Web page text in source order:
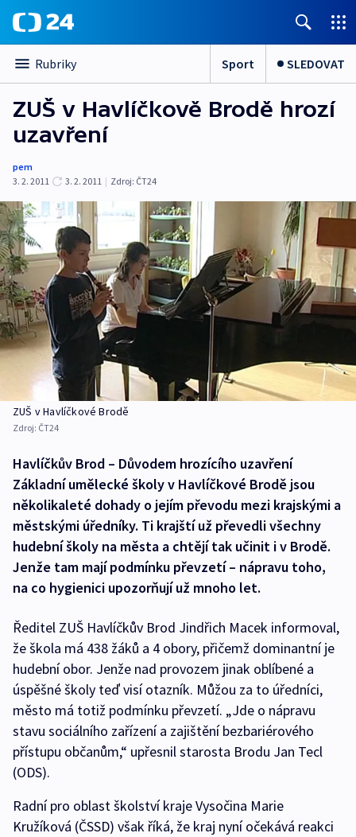
Rubriky Sport SLEDOVAT
ZUŠ v Havlíčkově Brodě hrozí
uzavření
pem
3. 2. 2011
3. 2. 2011 | Zdroj: ČT24
ZUŠ v Havlíčkové Brodě
Zdroj: ČT24
Havlíčkův Brod – Důvodem hrozícího uzavření
Základní umělecké školy v Havlíčkové Brodě jsou
několikaleté dohady o jejím převodu mezi krajskými a
městskými úředníky. Ti krajští už převedli všechny
hudební školy na města a chtějí tak učinit i v Brodě.
Jenže tam mají podmínku převzetí – nápravu toho,
na co hygienici upozorňují už mnoho let.
Ředitel ZUŠ Havlíčkův Brod Jindřich Macek informoval,
že škola má 438 žáků a 4 obory, přičemž dominantní je
hudební obor. Jenže nad provozem jinak oblíbené a
úspěšné školy teď visí otazník. Můžou za to úředníci,
město má totiž podmínku převzetí. „Jde o nápravu
stavu sociálního zařízení a zajištění bezbariérového
přístupu občanům,“ upřesnil starosta Brodu Jan Tecl
(ODS).
Radní pro oblast školství kraje Vysočina Marie
Kružíková (ČSSD) však říká, že kraj nyní očekává reakci